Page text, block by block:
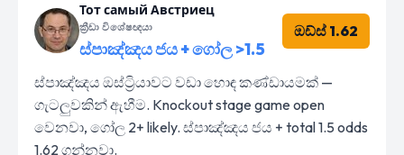
Тот самый Австриец
ක්‍රීඩා විශේෂඥයා
ස්පාඤ්ඤය ජය + ගෝල >1.5
ඔඩ්ස් 1.62
ස්පාඤ්ඤය ඔස්ට්‍රියාවට වඩා හොඳ කණ්ඩායමක් —
ගැටලුවකින් ඇහීම. Knockout stage game open
වෙනවා, ගෝල 2+ likely. ස්පාඤ්ඤය ජය + total 1.5 odds
1.62 ගන්නවා.